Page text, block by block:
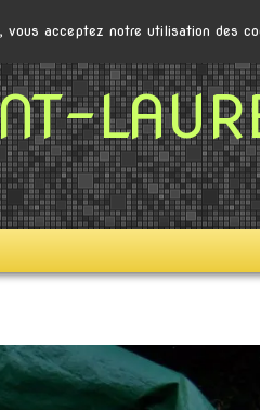
acceptez notre utilisation des